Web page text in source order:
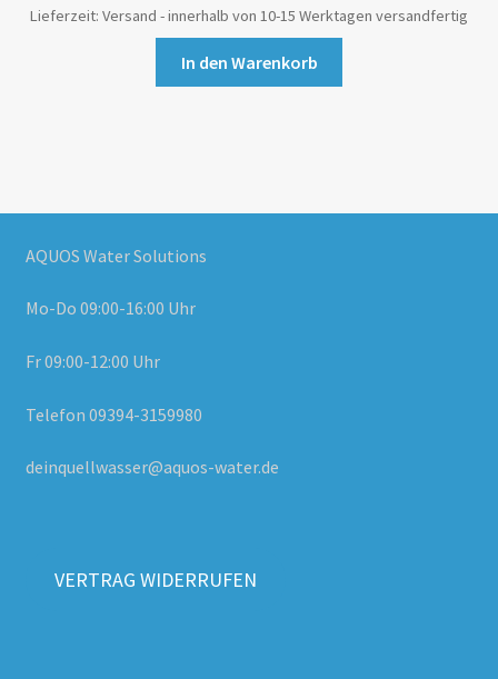
Lieferzeit: Versand - innerhalb von 10-15 Werktagen versandfertig
In den Warenkorb
AQUOS Water Solutions
Mo-Do 09:00-16:00 Uhr
Fr 09:00-12:00 Uhr
Telefon 09394-3159980
deinquellwasser@aquos-water.de
VERTRAG WIDERRUFEN